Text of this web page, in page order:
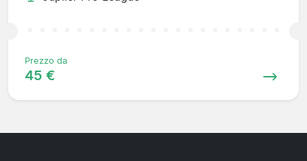
Prezzo da
45 €